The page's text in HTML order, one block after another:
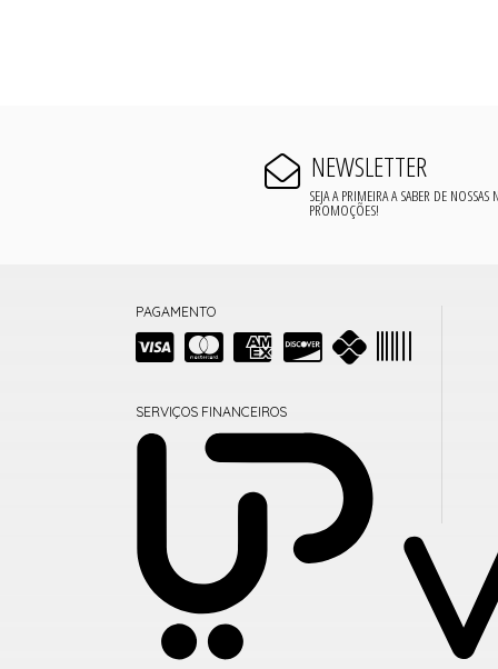
NEWSLETTER
SEJA A PRIMEIRA A SABER DE NOSSAS
PROMOÇÕES!
PAGAMENTO
SERVIÇOS FINANCEIROS